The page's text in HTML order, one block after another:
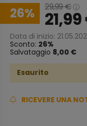
26 29,99€
21,99
Data di inizio:
Sconto: 26
Salvataggio 8,00 €
Esaurito
RICEVERE UNA